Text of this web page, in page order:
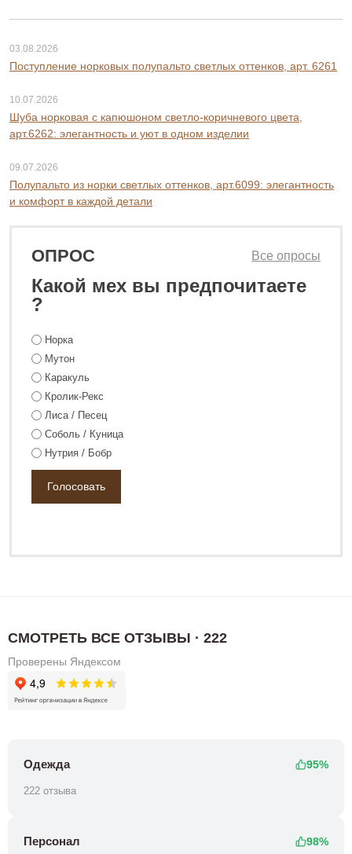
03.08.2026
Поступление норковых полупальто светлых оттенков, арт. 6261
10.07.2026
Шуба норковая с капюшоном светло-коричневого цвета,
арт.6262: элегантность и уют в одном изделии
09.07.2026
Полупальто из норки светлых оттенков, арт.6099: элегантность
и комфорт в каждой детали
ОПРОС
Какой мех вы предпочитаете
?
Все опросы
Норка
Мутон
Каракуль
Кролик-Рекс
Лиса / Песец
Соболь / Куница
Нутрия / Бобр
СМОТРЕТЬ ВСЕ ОТЗЫВЫ · 222
Проверены Яндексом
Одежда 95%
222 отзыва
Персонал 98%